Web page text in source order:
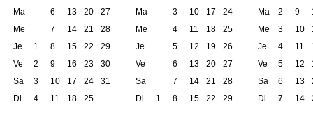
Ma
6 13 20
27
Me
7 14 21
28
Je
1 8 15 22
29
Ve
2 9 16 23
30
Sa
3 10 17 24
31
Di
4 11 18 25
Ma
3 10 17
24
Me
4 11 18
25
Je
5 12 19
26
Ve
6 13 20
27
Sa
7 14 21
28
Di
1 8 15 22 29
Ma
2 9
Me
3 10
Je
4 11
Ve
5 12
Sa
6 13
Di
7 14